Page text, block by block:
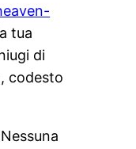
tua
di
codesto